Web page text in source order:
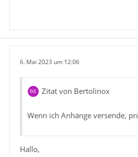
6. Mai 2023 um 12:06
Zitat von Bertolinox
Wenn ich Anhänge versende,
Hallo,